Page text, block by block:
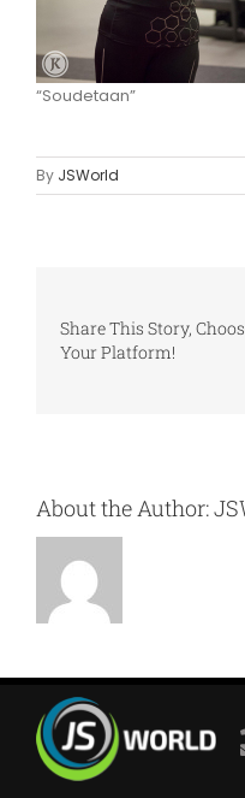
“Soudetaan”
By JSWorld
Share This Story,
Your Platform!
About the Author: